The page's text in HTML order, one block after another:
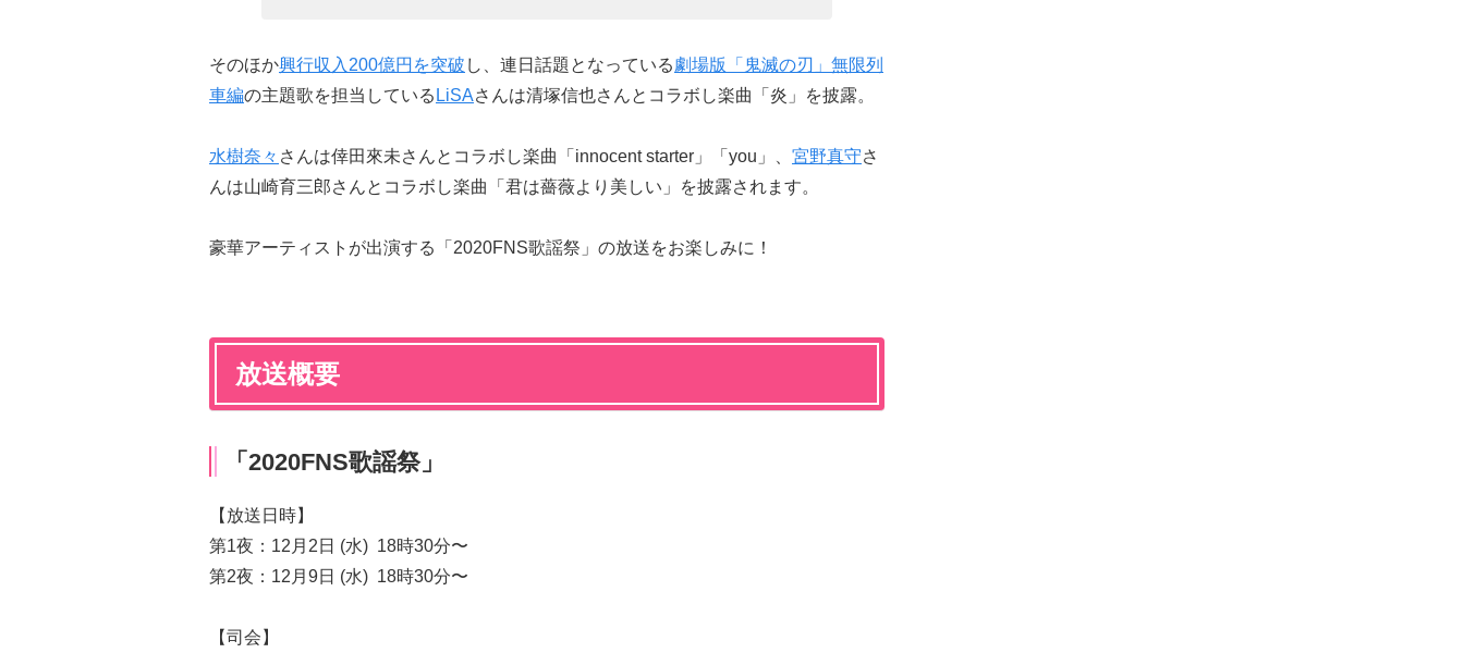
そのほか興行収入200億円を突破 し、連日話題となっている劇場版「鬼滅の刃」無限列
車編の主題歌を担当している LiSAさんは清塚信也さんとコラボし楽曲「炎」を披露。
水樹奈々 さんは倖田來未さんとコラボし楽曲「innocent starter」「you」、 宮野真守さ
んは山崎育三郎さんとコラボし楽曲「君は薔薇より美しい」を披露されます。
豪華アーティストが出演する「2020FNS歌謡祭」の放送をお楽しみに！
放送概要
「2020FNS歌謡祭」
【放送日時】
第1夜：12月2日 (水) 18時30分〜
第2夜：12月9日 (水) 18時30分〜
【司会】